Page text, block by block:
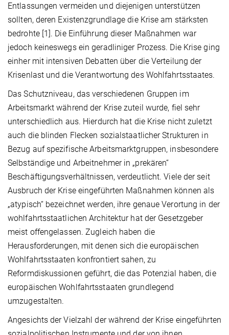
Entlassungen vermeiden und diejenigen unterstützen
sollten, deren Existenzgrundlage die Krise am stärksten
bedrohte [1]. Die Einführung dieser Maßnahmen war
jedoch keineswegs ein geradliniger Prozess. Die Krise ging
einher mit intensiven Debatten über die Verteilung der
Krisenlast und die Verantwortung des Wohlfahrtsstaates.
Das Schutzniveau, das verschiedenen Gruppen im
Arbeitsmarkt während der Krise zuteil wurde, fiel sehr
unterschiedlich aus. Hierdurch hat die Krise nicht zuletzt
auch die blinden Flecken sozialstaatlicher Strukturen in
Bezug auf spezifische Arbeitsmarktgruppen, insbesondere
Selbständige und Arbeitnehmer in „prekären“
Beschäftigungsverhältnissen, verdeutlicht. Viele der seit
Ausbruch der Krise eingeführten Maßnahmen können als
„atypisch“ bezeichnet werden, ihre genaue Verortung in der
wohlfahrtsstaatlichen Architektur hat der Gesetzgeber
meist offengelassen. Zugleich haben die
Herausforderungen, mit denen sich die europäischen
Wohlfahrtsstaaten konfrontiert sahen, zu
Reformdiskussionen geführt, die das Potenzial haben, die
europäischen Wohlfahrtsstaaten grundlegend
umzugestalten.
Angesichts der Vielzahl der während der Krise eingeführten